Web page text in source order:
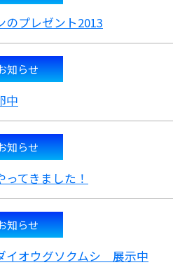
のプレゼント2013
知らせ
中
知らせ
てきました！
知らせ
オウグソクムシ 展示中